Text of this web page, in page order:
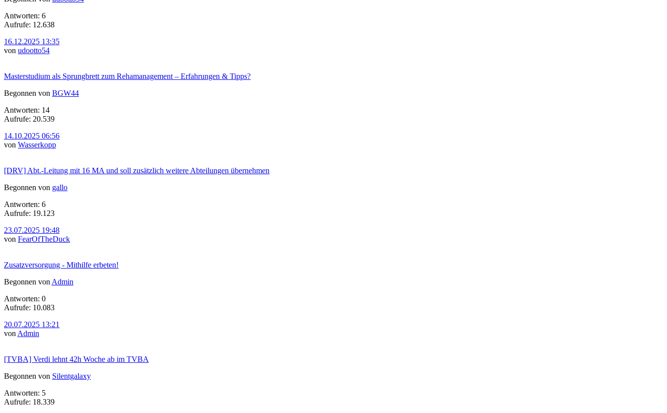
Antworten: 6
Aufrufe: 12.638
16.12.2025 13:35
von udootto54
Masterstudium als Sprungbrett zum Rehamanagement – Erfahrungen & Tipps?
Begonnen von BGW44
Antworten: 14
Aufrufe: 20.539
14.10.2025 06:56
von Wasserkopp
[DRV] Abt.-Leitung mit 16 MA und soll zusätzlich weitere Abteilungen übernehmen
Begonnen von gallo
Antworten: 6
Aufrufe: 19.123
23.07.2025 19:48
von FearOfTheDuck
Zusatzversorgung - Mithilfe erbeten!
Begonnen von Admin
Antworten: 0
Aufrufe: 10.083
20.07.2025 13:21
von Admin
[TVBA] Verdi lehnt 42h Woche ab im TVBA
Begonnen von Silentgalaxy
Antworten: 5
Aufrufe: 18.339